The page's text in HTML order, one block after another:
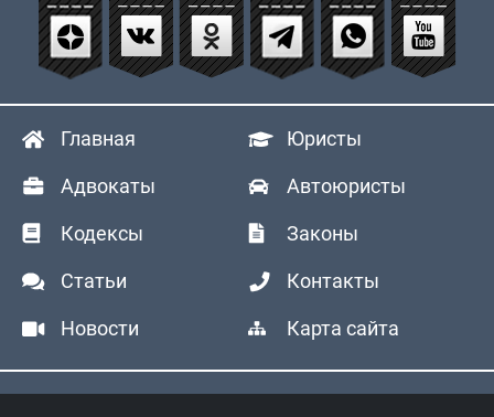
Главная Юристы
Адвокаты Автоюристы
Кодексы Законы
Статьи Контакты
Новости Карта сайта